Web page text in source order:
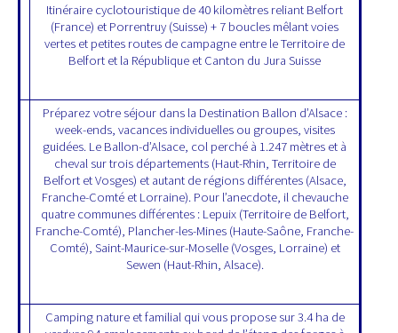
Itinéraire cyclotouristique de 40 kilomètres reliant Belfort
(France) et Porrentruy (Suisse) + 7 boucles mêlant voies
vertes et petites routes de campagne entre le Territoire de
Belfort et la République et Canton du Jura Suisse
Préparez votre séjour dans la Destination Ballon d’Alsace :
week-ends, vacances individuelles ou groupes, visites
guidées. Le Ballon-d’Alsace, col perché à 1.247 mètres et à
cheval sur trois départements (Haut-Rhin, Territoire de
Belfort et Vosges) et autant de régions différentes (Alsace,
Franche-Comté et Lorraine). Pour l’anecdote, il chevauche
quatre communes différentes : Lepuix (Territoire de Belfort,
Franche-Comté), Plancher-les-Mines (Haute-Saône, Franche-
Comté), Saint-Maurice-sur-Moselle (Vosges, Lorraine) et
Sewen (Haut-Rhin, Alsace).
Camping nature et familial qui vous propose sur 3.4 ha de